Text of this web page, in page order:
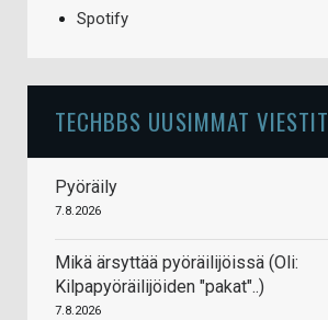
Spotify
TECHBBS UUSIMMAT VIESTIT
Pyöräily
7.8.2026
Mikä ärsyttää pyöräilijöissä (Oli:
Kilpapyöräilijöiden "pakat"..)
7.8.2026